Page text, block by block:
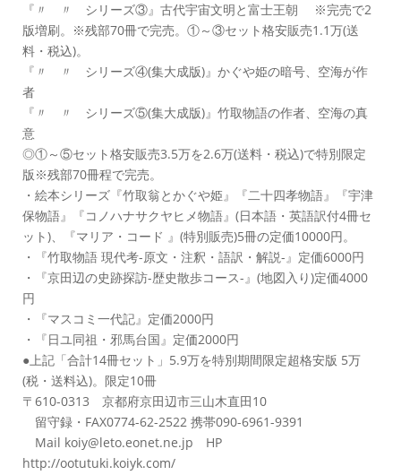
『〃 〃 シリーズ③』古代宇宙文明と富士王朝 ※完売で2
版増刷。※残部70冊で完売。①～③セット格安販売1.1万(送
料・税込)。
『〃 〃 シリーズ④(集大成版)』かぐや姫の暗号、空海が作
者
『〃 〃 シリーズ⑤(集大成版)』竹取物語の作者、空海の真
意
◎①～⑤セット格安販売3.5万を2.6万(送料・税込)で特別限定
版※残部70冊程で完売。
・絵本シリーズ『竹取翁とかぐや姫』『二十四孝物語』『宇津
保物語』『コノハナサクヤヒメ物語』(日本語・英語訳付4冊セ
ット)、『マリア・コード 』(特別販売)5冊の定価10000円。
・『竹取物語 現代考-原文・注釈・語訳・解説-』定価6000円
・『京田辺の史跡探訪-歴史散歩コース-』(地図入り)定価4000
円
・『マスコミ一代記』定価2000円
・『日ユ同祖・邪馬台国』定価2000円
●上記「合計14冊セット」5.9万を特別期間限定超格安版 5万
(税・送料込)。限定10冊
〒610-0313 京都府京田辺市三山木直田10
留守録・FAX0774-62-2522 携帯090-6961-9391
Mail koiy@leto.eonet.ne.jp HP
http://ootutuki.koiyk.com/